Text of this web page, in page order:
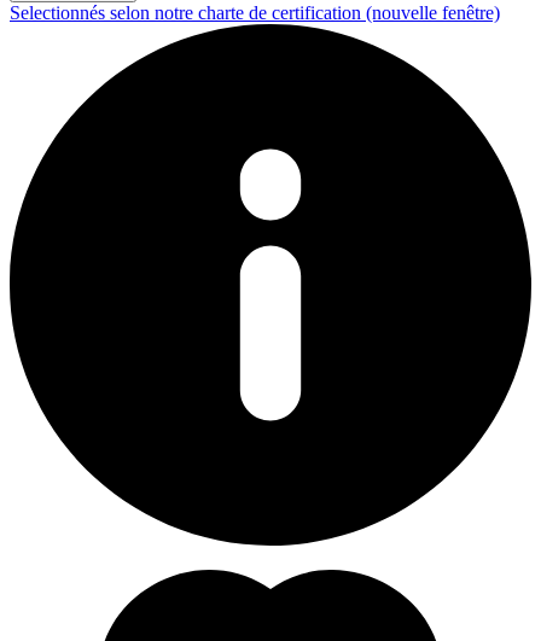
Selectionnés selon notre charte de certification (nouvelle fenêtre)